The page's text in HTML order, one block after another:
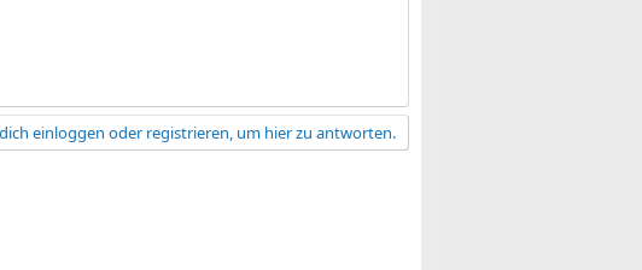
einloggen oder registrieren, um hier zu antworten.